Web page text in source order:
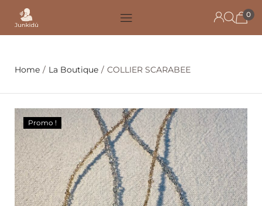
0
Home / La Boutique / COLLIER SCARABEE
Promo !